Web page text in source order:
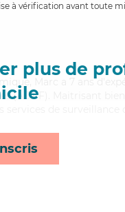
à vérification avant toute
plus de
Marc a 7 ans
(ADVF). Maitrisant